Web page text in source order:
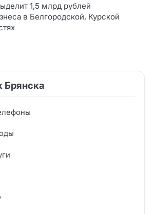
1,5 млрд рублей
в Белгородской, Курской
Брянска